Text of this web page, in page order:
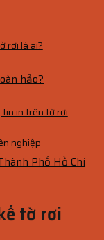
rơi là ai?
hảo?
tin in trên tờ rơi
nghiệp
Phố Hồ Chí
tờ rơi